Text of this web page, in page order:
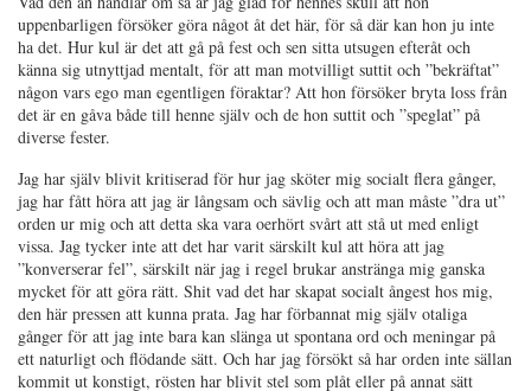
uppenbarligen försöker göra något åt det här, för så där kan hon ju inte
ha det. Hur kul är det att gå på fest och sen sitta utsugen efteråt och
känna sig utnyttjad mentalt, för att man motvilligt suttit och ”bekräftat”
någon vars ego man egentligen föraktar? Att hon försöker bryta loss från
det är en gåva både till henne själv och de hon suttit och ”speglat” på
diverse fester.
Jag har själv blivit kritiserad för hur jag sköter mig socialt flera gånger,
jag har fått höra att jag är långsam och sävlig och att man måste ”dra ut”
orden ur mig och att detta ska vara oerhört svårt att stå ut med enligt
vissa. Jag tycker inte att det har varit särskilt kul att höra att jag
”konverserar fel”, särskilt när jag i regel brukar anstränga mig ganska
mycket för att göra rätt. Shit vad det har skapat socialt ångest hos mig,
den här pressen att kunna prata. Jag har förbannat mig själv otaliga
gånger för att jag inte bara kan slänga ut spontana ord och meningar på
ett naturligt och flödande sätt. Och har jag försökt så har orden inte sällan
kommit ut konstigt, rösten har blivit stel som plåt eller på annat sätt